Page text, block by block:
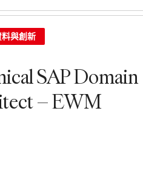
SAP Domain
– EWM
與創新